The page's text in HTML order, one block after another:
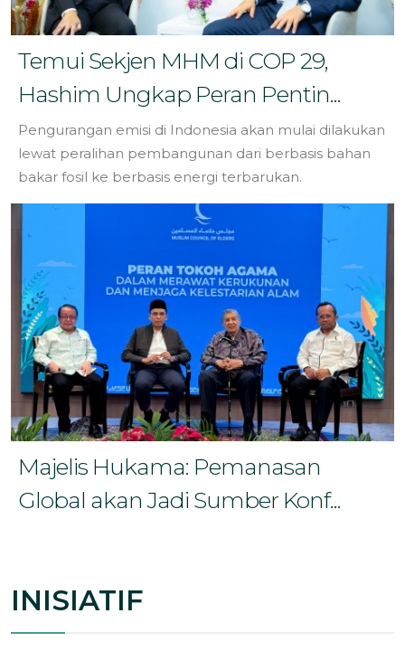
Temui Sekjen MHM di COP 29,
Hashim Ungkap Peran Pentin...
Pengurangan emisi di Indonesia akan mulai dilakukan
lewat peralihan pembangunan dari berbasis bahan
bakar fosil ke berbasis energi terbarukan.
Majelis Hukama: Pemanasan
Global akan Jadi Sumber Konf...
INISIATIF